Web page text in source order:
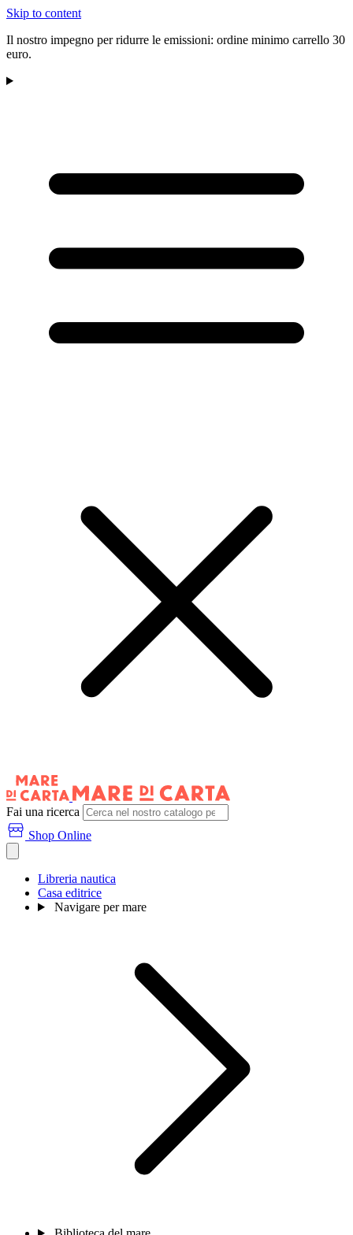
Skip to content
Il nostro impegno per ridurre le emissioni: ordine minimo carrello 30
euro.
Fai una ricerca
Shop Online
Libreria nautica
Casa editrice
Navigare per mare